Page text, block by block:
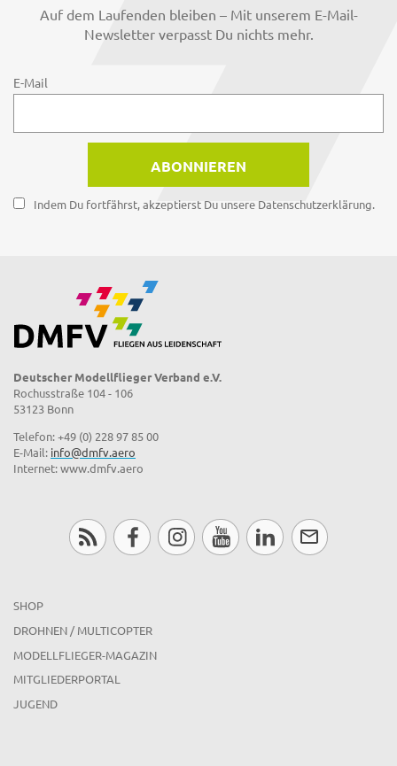
Auf dem Laufenden bleiben – Mit unserem E-Mail-
Newsletter verpasst Du nichts mehr.
E-Mail
Indem Du fortfährst, akzeptierst Du unsere Datenschutzerklärung.
Deutscher Modellflieger Verband e.V.
Rochusstraße 104 - 106
53123 Bonn
Telefon: +49 (0) 228 97 85 00
E-Mail: info@dmfv.aero
Internet: www.dmfv.aero
SHOP
DROHNEN / MULTICOPTER
MODELLFLIEGER-MAGAZIN
MITGLIEDERPORTAL
JUGEND